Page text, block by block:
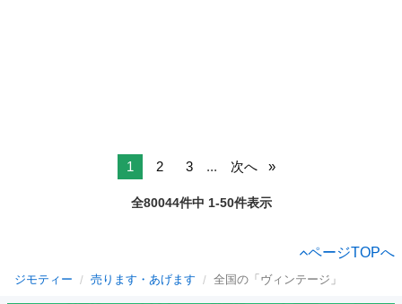
1 2 3 ... 次へ
全80044件中 1-50件表示
ページTOPへ
ジモティー 売ります・あげます 全国の「ヴィンテージ」